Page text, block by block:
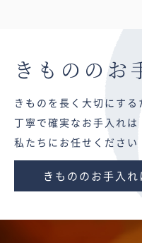
きものの お
きものを長く大切にする
丁寧で確実なお手入れは
私たちにお任せください
きもののお手入れ